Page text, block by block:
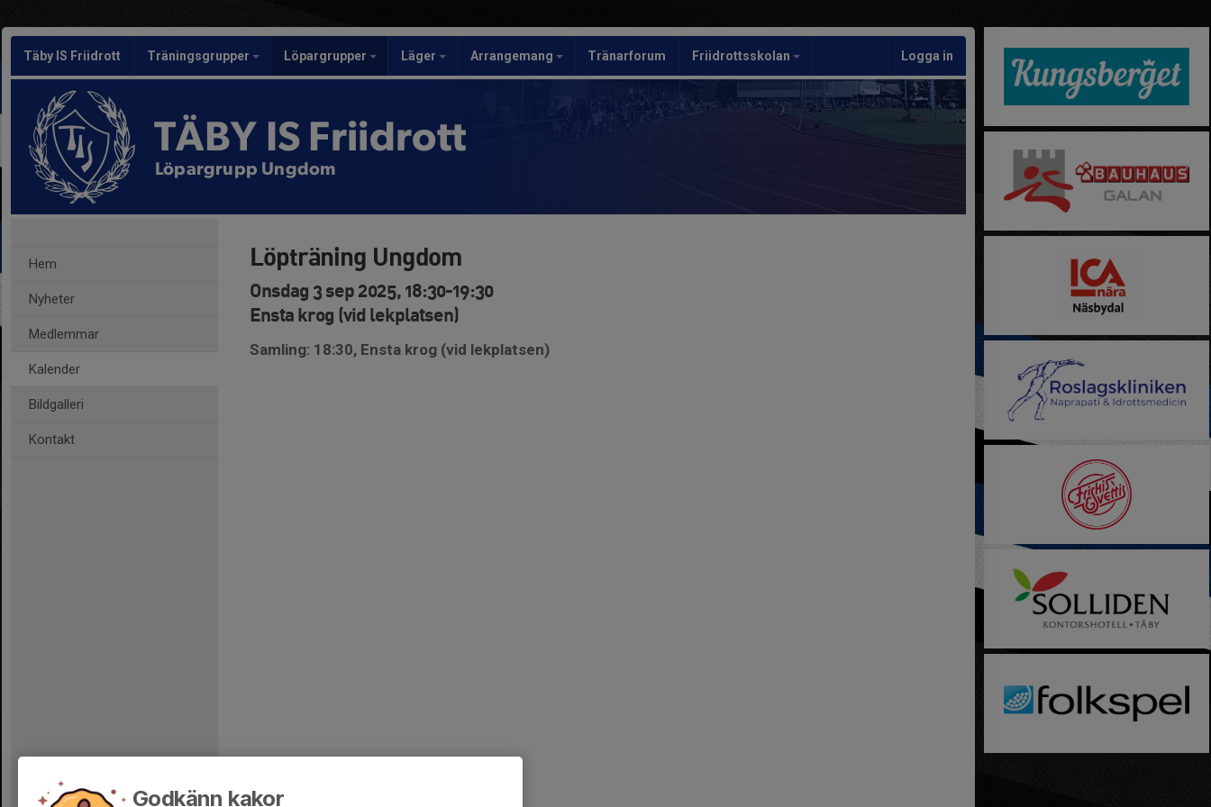
Täby IS Friidrott Träningsgrupper Löpargrupper Läger Arrangemang Tränarforum Friidrottsskolan Logga in
TÄBY IS Friidrott
Löpargrupp Ungdom
Hem
Nyheter
Medlemmar
Kalender
Bildgalleri
Kontakt
Löpträning Ungdom
Onsdag 3 sep 2025, 18:30-19:30
Ensta krog (vid lekplatsen)
Samling: 18:30, Ensta krog (vid lekplatsen)
Godkänn kakor